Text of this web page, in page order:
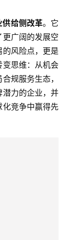
供给侧改革。它
广阔的发展空
风险点，更是
思维：从机会
规服务生态，
力的企业，并
竞争中赢得先